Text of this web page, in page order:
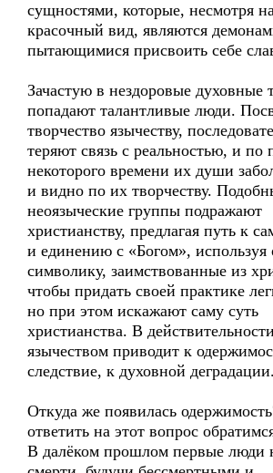
сущностями, которые, несмотря
красочный вид, являются
пытающимися присвоить себе
Зачастую в нездоровые духовные
попадают талантливые люди.
творчество язычеству,
теряют связь с реальностью, и по
некоторого времени их души
и видно по их творчеству.
неоязыческие группы подражают
христианству, предлагая путь к
и единению с «Богом», используя
символику, заимствованные из
чтобы придать своей практике
но при этом искажают саму суть
христианства. В
язычеством приводит к
следствие, к духовной деградации.
Откуда же появилась
ответить на этот вопрос
В далёком прошлом первые люди